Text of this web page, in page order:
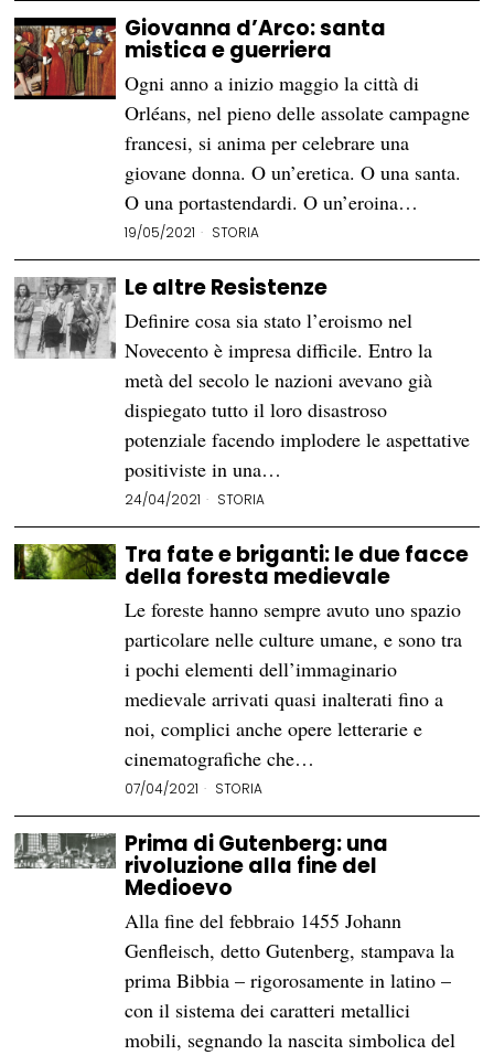
Giovanna d’Arco: santa
mistica e guerriera
Ogni anno a inizio maggio la città di
Orléans, nel pieno delle assolate campagne
francesi, si anima per celebrare una
giovane donna. O un’eretica. O una santa.
O una portastendardi. O un’eroina…
19/05/2021 STORIA
Le altre Resistenze
Definire cosa sia stato l’eroismo nel
Novecento è impresa difficile. Entro la
metà del secolo le nazioni avevano già
dispiegato tutto il loro disastroso
potenziale facendo implodere le aspettative
positiviste in una…
24/04/2021 STORIA
Tra fate e briganti: le due facce
della foresta medievale
Le foreste hanno sempre avuto uno spazio
particolare nelle culture umane, e sono tra
i pochi elementi dell’immaginario
medievale arrivati quasi inalterati fino a
noi, complici anche opere letterarie e
cinematografiche che…
07/04/2021 STORIA
Prima di Gutenberg: una
rivoluzione alla fine del
Medioevo
Alla fine del febbraio 1455 Johann
Genfleisch, detto Gutenberg, stampava la
prima Bibbia – rigorosamente in latino –
con il sistema dei caratteri metallici
mobili, segnando la nascita simbolica del